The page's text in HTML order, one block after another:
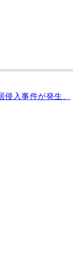
侵入事件が発生、